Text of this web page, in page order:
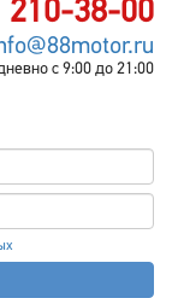
210-38-00
с 9:00 до 21:00